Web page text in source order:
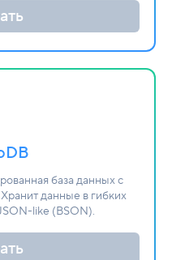
база данных с
данные в гибких
like (BSON).